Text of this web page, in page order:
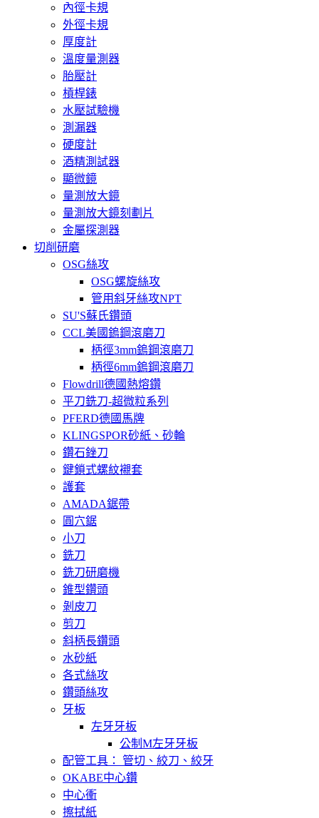
內徑卡規
外徑卡規
厚度計
溫度量測器
胎壓計
槓桿錶
水壓試驗機
測漏器
硬度計
酒精測試器
顯微鏡
量測放大鏡
量測放大鏡刻劃片
金屬探測器
切削研磨
OSG絲攻
OSG螺旋絲攻
管用斜牙絲攻NPT
SU'S蘇氏鑽頭
CCL美國鎢鋼滾磨刀
柄徑3mm鎢鋼滾磨刀
柄徑6mm鎢鋼滾磨刀
Flowdrill德國熱熔鑽
平刀銑刀-超微粒系列
PFERD德國馬牌
KLINGSPOR砂紙、砂輪
鑽石銼刀
鍵鎖式螺紋襯套
護套
AMADA鋸帶
圓穴鋸
小刀
銑刀
銑刀研磨機
錐型鑽頭
剝皮刀
剪刀
斜柄長鑽頭
水砂紙
各式絲攻
鑽頭絲攻
牙板
左牙牙板
公制M左牙牙板
配管工具： 管切、絞刀、絞牙
OKABE中心鑽
中心衝
擦拭紙